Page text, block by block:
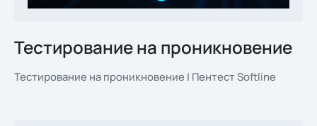
Тестирование на проникновение
Тестирование на проникновение | Пентест Softline